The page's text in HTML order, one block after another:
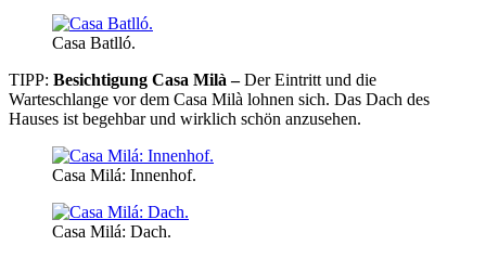
Casa Batlló.
TIPP: Besichtigung Casa Milà –Der Eintritt und die
Warteschlange vor dem Casa Milà lohnen sich. Das Dach des
Hauses ist begehbar und wirklich schön anzusehen.
Casa Milá: Innenhof.
Casa Milá: Dach.